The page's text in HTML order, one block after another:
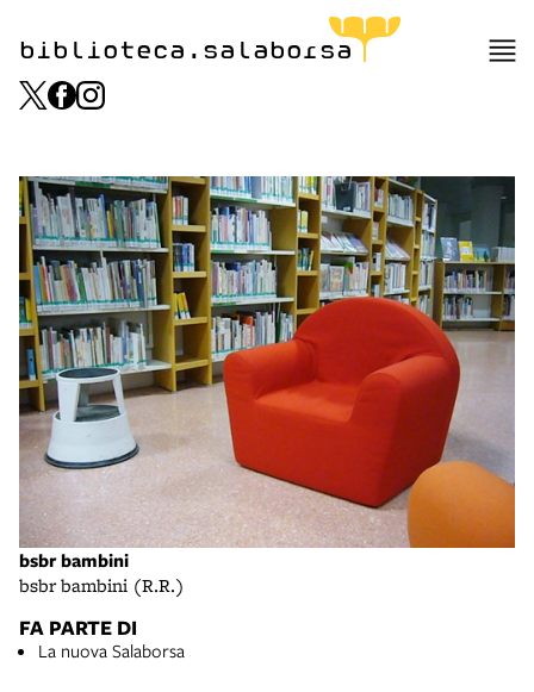
biblioteca.salaborsa
bsbr bambini
bsbr bambini (R.R.)
FA PARTE DI
La nuova Salaborsa